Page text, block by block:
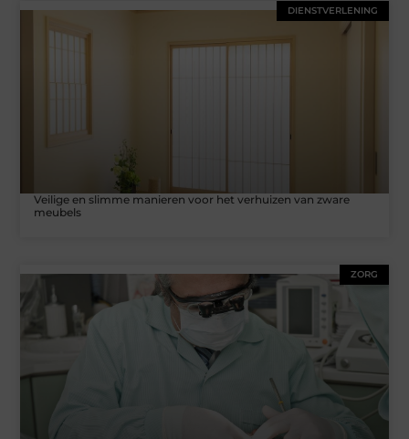
DIENSTVERLENING
Veilige en slimme manieren voor het verhuizen van zware
meubels
ZORG